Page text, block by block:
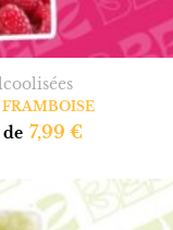
7,99 €